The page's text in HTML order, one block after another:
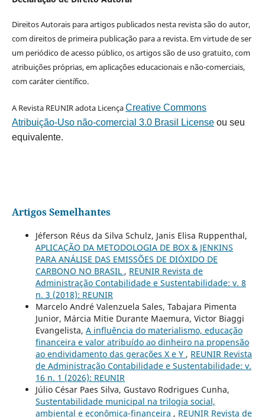
Direitos Autorais para artigos publicados nesta revista são do autor,
com direitos de primeira publicação para a revista. Em virtude de ser
um periódico de acesso público, os artigos são de uso gratuito, com
atribuições próprias, em aplicações educacionais e não-comerciais,
com caráter científico.
A Revista REUNIR adota LicençaCreative Commons
Atribuição-Uso não-comercial 3.0 Brasil Licenseou seu
equivalente.
Artigos Semelhantes
Jéferson Réus da Silva Schulz, Janis Elisa Ruppenthal,
APLICAÇÃO DA METODOLOGIA DE BOX & JENKINS
PARA ANÁLISE DAS EMISSÕES DE DIÓXIDO DE
CARBONO NO BRASIL , REUNIR Revista de
Administração Contabilidade e Sustentabilidade: v. 8
n. 3 (2018): REUNIR
Marcelo André Valenzuela Sales, Tabajara Pimenta
Junior, Márcia Mitie Durante Maemura, Victor Biaggi
Evangelista, A influência do materialismo, educação
financeira e valor atribuído ao dinheiro na propensão
ao endividamento das gerações X e Y , REUNIR Revista
de Administração Contabilidade e Sustentabilidade: v.
16 n. 1 (2026): REUNIR
Júlio César Paes Silva, Gustavo Rodrigues Cunha,
Sustentabilidade municipal na trilogia social,
ambiental e econômica-financeira , REUNIR Revista de